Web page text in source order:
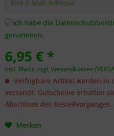
Ich habe die
genommen.
6,95 € *
inkl. MwSt. zzgl. Versandkosten
Verfügbare Artikel werden in
versandt. Gutscheine erhalten
Abschluss des Bestellvorganges.
Merken